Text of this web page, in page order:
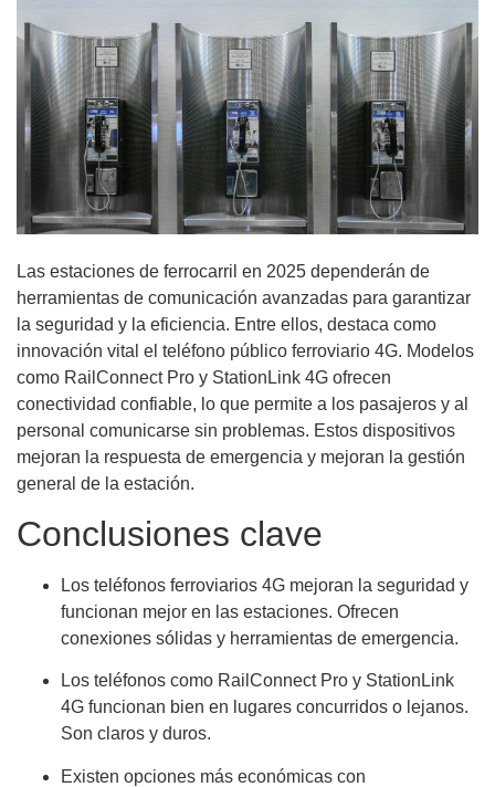
Las estaciones de ferrocarril en 2025 dependerán de
herramientas de comunicación avanzadas para garantizar
la seguridad y la eficiencia. Entre ellos, destaca como
innovación vital el teléfono público ferroviario 4G. Modelos
como RailConnect Pro y StationLink 4G ofrecen
conectividad confiable, lo que permite a los pasajeros y al
personal comunicarse sin problemas. Estos dispositivos
mejoran la respuesta de emergencia y mejoran la gestión
general de la estación.
Conclusiones clave
Los teléfonos ferroviarios 4G mejoran la seguridad y
funcionan mejor en las estaciones. Ofrecen
conexiones sólidas y herramientas de emergencia.
Los teléfonos como RailConnect Pro y StationLink
4G funcionan bien en lugares concurridos o lejanos.
Son claros y duros.
Existen opciones más económicas con